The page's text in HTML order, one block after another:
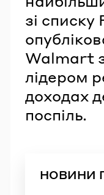
зі
Walmart
лідером
доходах
поспіль.
НОВИНИ